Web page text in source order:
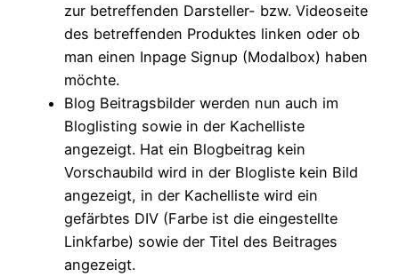
zur betreffenden Darsteller- bzw. Videoseite
des betreffenden Produktes linken oder ob
man einen Inpage Signup (Modalbox) haben
möchte.
Blog Beitragsbilder werden nun auch im
Bloglisting sowie in der Kachelliste
angezeigt. Hat ein Blogbeitrag kein
Vorschaubild wird in der Blogliste kein Bild
angezeigt, in der Kachelliste wird ein
gefärbtes DIV (Farbe ist die eingestellte
Linkfarbe) sowie der Titel des Beitrages
angezeigt.